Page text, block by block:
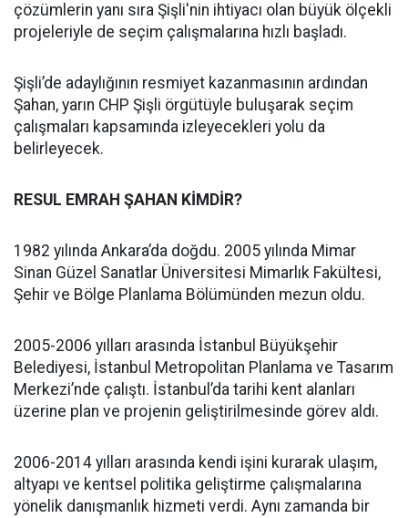
çözümlerin yanı sıra Şişli'nin ihtiyacı olan büyük ölçekli
projeleriyle de seçim çalışmalarına hızlı başladı.
Şişli’de adaylığının resmiyet kazanmasının ardından
Şahan, yarın CHP Şişli örgütüyle buluşarak seçim
çalışmaları kapsamında izleyecekleri yolu da
belirleyecek.
RESUL EMRAH ŞAHAN KİMDİR?
1982 yılında Ankara’da doğdu. 2005 yılında Mimar
Sinan Güzel Sanatlar Üniversitesi Mimarlık Fakültesi,
Şehir ve Bölge Planlama Bölümünden mezun oldu.
2005-2006 yılları arasında İstanbul Büyükşehir
Belediyesi, İstanbul Metropolitan Planlama ve Tasarım
Merkezi’nde çalıştı. İstanbul’da tarihi kent alanları
üzerine plan ve projenin geliştirilmesinde görev aldı.
2006-2014 yılları arasında kendi işini kurarak ulaşım,
altyapı ve kentsel politika geliştirme çalışmalarına
yönelik danışmanlık hizmeti verdi. Aynı zamanda bir